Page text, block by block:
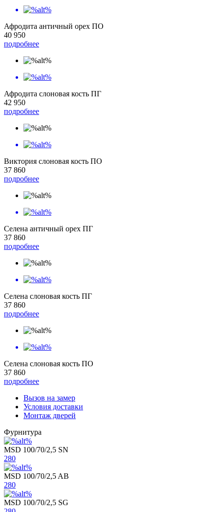
Афродита античный орех ПО
40 950
подробнее
Афродита слоновая кость ПГ
42 950
подробнее
Виктория слоновая кость ПО
37 860
подробнее
Селена античный орех ПГ
37 860
подробнее
Селена слоновая кость ПГ
37 860
подробнее
Селена слоновая кость ПО
37 860
подробнее
Вызов на замер
Условия доставки
Монтаж дверей
Фурнитура
MSD 100/70/2,5 SN
280
MSD 100/70/2,5 AB
280
MSD 100/70/2,5 SG